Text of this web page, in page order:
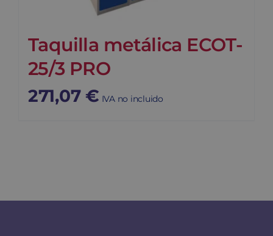
Taquilla metálica ECOT-
25/3 PRO
271,07 € IVA no incluido